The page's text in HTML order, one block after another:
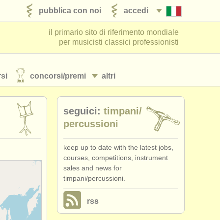
accedi
pubblica con noi
il primario sito di riferimento mondiale
per musicisti classici professionisti
altri
concorsi/premi
seguici: timpani/
percussioni
keep up to date with the latest jobs,
courses, competitions, instrument
sales and news for
timpani/percussioni.
rss